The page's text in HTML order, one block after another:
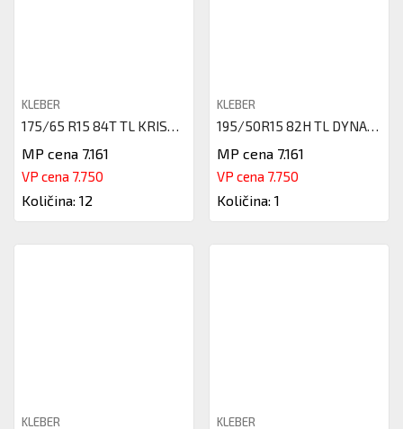
KLEBER
175/65 R15 84T TL KRISALP HP3
MP cena 7.161
VP cena 7.750
Količina: 12
KLEBER
195/50R15 82H TL DYNAXER HP4 K
MP cena 7.161
VP cena 7.750
Količina: 1
KLEBER KLEBER